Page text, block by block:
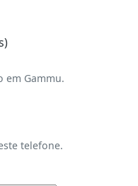
em Gammu.
telefone.